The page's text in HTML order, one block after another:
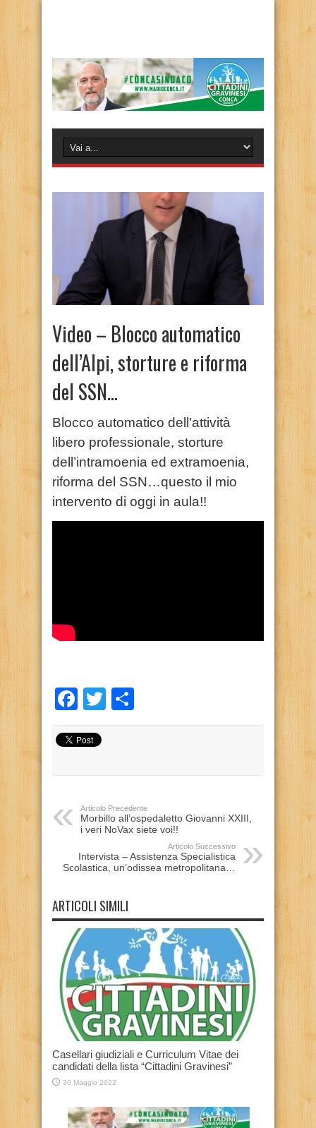
Video – Blocco automatico
dell’Alpi, storture e riforma
del SSN…
Blocco automatico dell’attività
libero professionale, storture
dell’intramoenia ed extramoenia,
riforma del SSN…questo il mio
intervento di oggi in aula!!
Facebook
Twitter
Articolo Precedente
Morbillo all’ospedaletto Giovanni XXIII,
i veri NoVax siete voi!!
Articolo Successivo
Intervista – Assistenza Specialistica
Scolastica, un’odissea metropolitana…
ARTICOLI SIMILI
Casellari giudiziali e Curriculum Vitae dei
candidati della lista “Cittadini Gravinesi”
30 Maggio 2022